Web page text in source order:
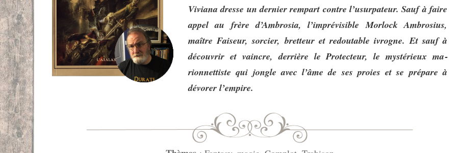
BIOGRAPHIE
TÉMOIGNAGES
POLAR
SHÔJO
SHÔNEN
SEINEN
FRANCE
GRANDE-BRETAGNE
ITALIE
Viviana dresse un dernier rempart contre l’usurpateur.Sauf à faire
appel au frère d’Ambrosia, l’imprévisible Mor­lock Am­bro­sius,
maître Faiseur, sor­cier, bretteur et redoutable ivrogne. Et sauf à
décou­vrir et vaincre, der­rière le Pro­tecteur, le mys­té­rieux ma­
rionnettiste qui jongle avec l’âme de ses proies et se prépare à
dévorer l’empire.